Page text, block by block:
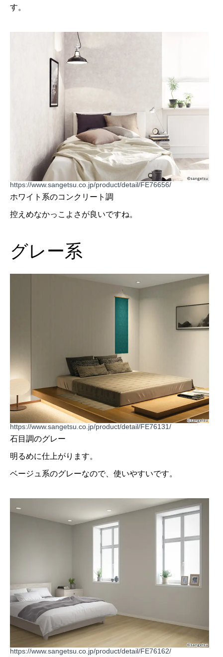
す。
https://www.sangetsu.co.jp/product/detail/FE76656/
ホワイト系のコンクリート調
控えめなかっこよさが良いですね。
グレー系
https://www.sangetsu.co.jp/product/detail/FE76131/
石目調のグレー
明るめに仕上がります。
ベージュ系のグレーなので、使いやすいです。
https://www.sangetsu.co.jp/product/detail/FE76162/